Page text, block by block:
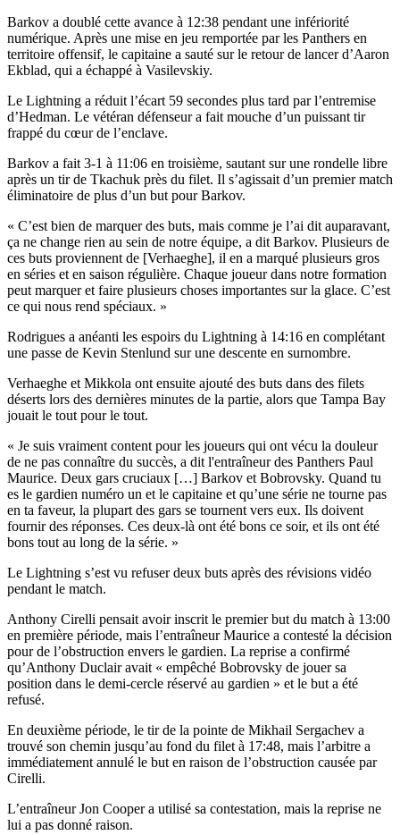
Barkov a doublé cette avance à 12:38 pendant une infériorité
numérique. Après une mise en jeu remportée par les Panthers en
territoire offensif, le capitaine a sauté sur le retour de lancer d’Aaron
Ekblad, qui a échappé à Vasilevskiy.
Le Lightning a réduit l’écart 59 secondes plus tard par l’entremise
d’Hedman. Le vétéran défenseur a fait mouche d’un puissant tir
frappé du cœur de l’enclave.
Barkov a fait 3-1 à 11:06 en troisième, sautant sur une rondelle libre
après un tir de Tkachuk près du filet. Il s’agissait d’un premier match
éliminatoire de plus d’un but pour Barkov.
« C’est bien de marquer des buts, mais comme je l’ai dit auparavant,
ça ne change rien au sein de notre équipe, a dit Barkov. Plusieurs de
ces buts proviennent de [Verhaeghe], il en a marqué plusieurs gros
en séries et en saison régulière. Chaque joueur dans notre formation
peut marquer et faire plusieurs choses importantes sur la glace. C’est
ce qui nous rend spéciaux. »
Rodrigues a anéanti les espoirs du Lightning à 14:16 en complétant
une passe de Kevin Stenlund sur une descente en surnombre.
Verhaeghe et Mikkola ont ensuite ajouté des buts dans des filets
déserts lors des dernières minutes de la partie, alors que Tampa Bay
jouait le tout pour le tout.
« Je suis vraiment content pour les joueurs qui ont vécu la douleur
de ne pas connaître du succès, a dit l'entraîneur des Panthers Paul
Maurice. Deux gars cruciaux […] Barkov et Bobrovsky. Quand tu
es le gardien numéro un et le capitaine et qu’une série ne tourne pas
en ta faveur, la plupart des gars se tournent vers eux. Ils doivent
fournir des réponses. Ces deux-là ont été bons ce soir, et ils ont été
bons tout au long de la série. »
Le Lightning s’est vu refuser deux buts après des révisions vidéo
pendant le match.
Anthony Cirelli pensait avoir inscrit le premier but du match à 13:00
en première période, mais l’entraîneur Maurice a contesté la décision
pour de l’obstruction envers le gardien. La reprise a confirmé
qu’Anthony Duclair avait « empêché Bobrovsky de jouer sa
position dans le demi-cercle réservé au gardien » et le but a été
refusé.
En deuxième période, le tir de la pointe de Mikhail Sergachev a
trouvé son chemin jusqu’au fond du filet à 17:48, mais l’arbitre a
immédiatement annulé le but en raison de l’obstruction causée par
Cirelli.
L’entraîneur Jon Cooper a utilisé sa contestation, mais la reprise ne
lui a pas donné raison.